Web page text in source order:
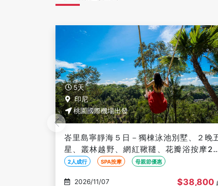
5天
印尼
桃園國際機場出發
峇里島親親寶貝５日－入住野生動物園＋藍
島＋２晚五星、烏布皇宮、德哥拉朗梯田、
巢+玻璃景觀台【４人成行】
4人成行 浮潛潛水 ４人成行
2026/11/07 $46,800